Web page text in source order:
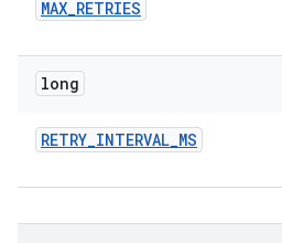
MAX_RETRIES
long
RETRY_INTERVAL_MS